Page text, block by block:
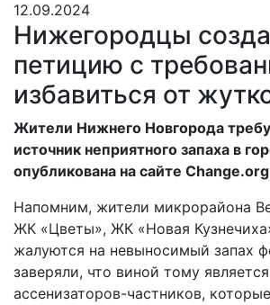
12.09.2024
Нижегородцы
петицию с
избавиться от
Жители Нижнего Новгорода
источник неприятного запаха в
опубликована на сайте
Напомним, жители микрорайона
ЖК «Цветы», ЖК «Новая
жалуются на невыносимый запах
заверяли, что виной тому
ассенизаторов-частников,